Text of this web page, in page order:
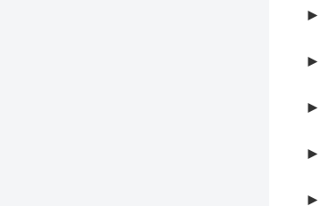
►
►
►
►
►